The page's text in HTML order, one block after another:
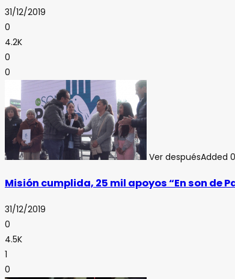
31/12/2019
0
4.2K
0
0
Ver despuésAdded
Misión cumplida, 25 mil apoyos “En son de
31/12/2019
0
4.5K
1
0